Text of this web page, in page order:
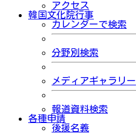
アクセス
韓国文化院行事
カレンダーで検索
分野別検索
メディアギャラリー
報道資料検索
各種申請
後援名義